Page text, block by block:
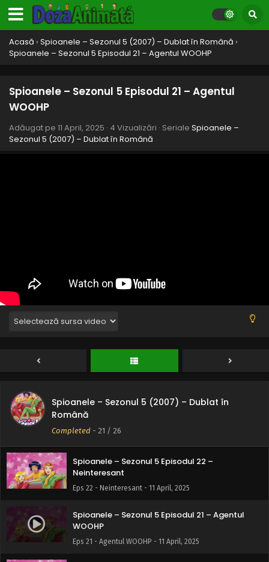
Acasă › Spioanele – Sezonul 5 (2007) – Dublat în Română ›
Spioanele – Sezonul 5 Episodul 21 – Agentul WOOHP
Spioanele – Sezonul 5 Episodul 21 – Agentul
WOOHP
Adăugat pe 11 April, 2025 · 4 Vizualizări · Seriale Spioanele –
Sezonul 5 (2007) – Dublat în Română
Spioanele – Sezonul 5 (2007) – Dublat în
Română
Completed - 21 / 26
Eps 26 - Droizii Partea II - 11 April, 2025
Spioanele – Sezonul 5 Episodul 25 – Droizii
Partea I
Spioanele – Sezonul 5 Episodul 24 – Mizerie
totală
Spioanele – Sezonul 5 Episodul 23 – Ho ho ho
Eps 23 - Ho ho ho - 11 April, 2025
Spioanele – Sezonul 5 Episodul 22 –
Neinteresant
Eps 22 - Neinteresant - 11 April, 2025
Spioanele – Sezonul 5 Episodul 21 – Agentul
WOOHP
Eps 21 - Agentul WOOHP - 11 April, 2025